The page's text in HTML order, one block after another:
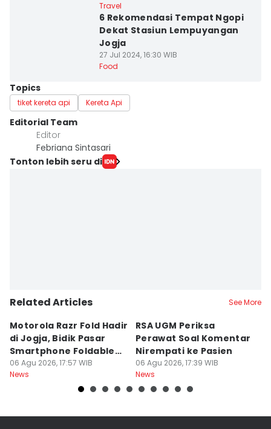
Travel
6 Rekomendasi Tempat Ngopi
Dekat Stasiun Lempuyangan
Jogja
27 Jul 2024, 16:30 WIB
Food
Topics
tiket kereta api Kereta Api
Editorial Team
Editor
Febriana Sintasari
Tonton lebih seru di
Related Articles See More
Motorola Razr Fold Hadir
di Jogja, Bidik Pasar
Smartphone Foldable
Premium
06 Agu 2026, 17:57 WIB
News
RSA UGM Periksa
Perawat Soal Komentar
Nirempati ke Pasien
06 Agu 2026, 17:39 WIB
News